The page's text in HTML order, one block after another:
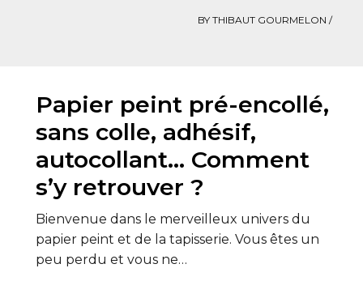
BY THIBAUT GOURMELON /
Papier peint pré-encollé,
sans colle, adhésif,
autocollant… Comment
s’y retrouver ?
Bienvenue dans le merveilleux univers du
papier peint et de la tapisserie. Vous êtes un
peu perdu et vous ne…